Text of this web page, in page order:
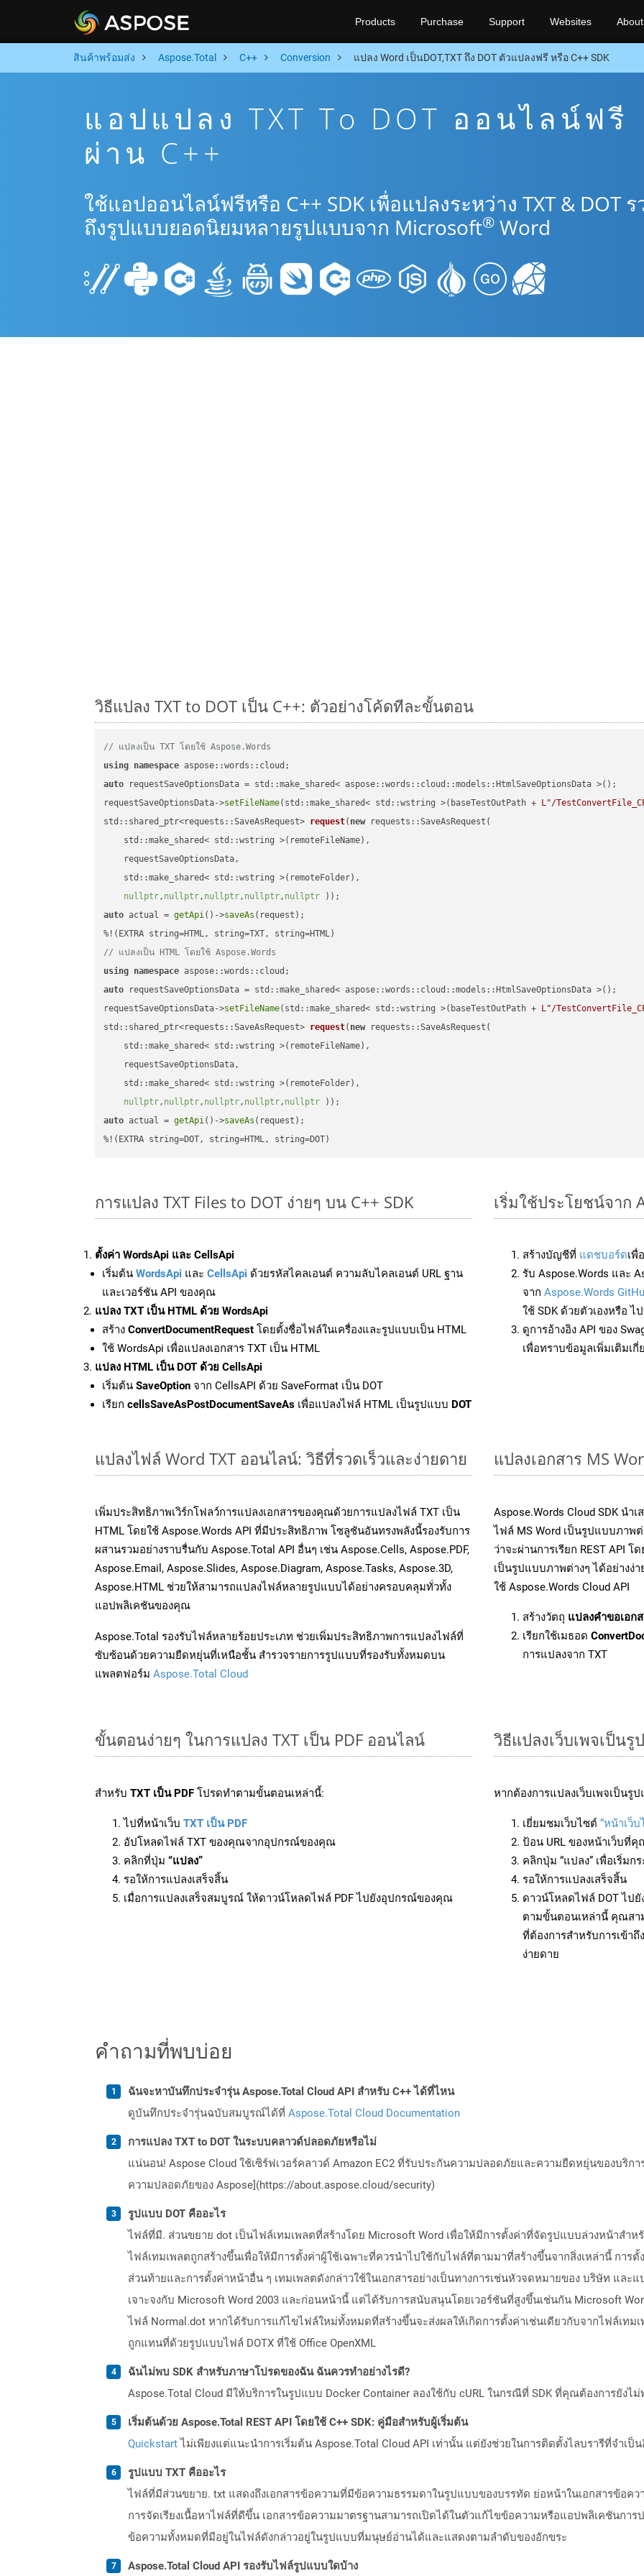
Products Purchase Support Websites About
สินค้าพร้อมส่ง Aspose.Total C++ Conversion แปลง Word เป็นDOT,TXT ถึง DOT ตัวแปลงฟรี หรือ C++ SDK
แอปแปลง TXT To DOT ออนไลน์ฟรี
ผ่าน C++
ใช้แอปออนไลน์ฟรีหรือ C++ SDK เพื่อแปลงระหว่าง TXT & DOT ร
ถึงรูปแบบยอดนิยมหลายรูปแบบจาก Microsoft® Word
วิธีแปลง TXT to DOT เป็น C++: ตัวอย่างโค้ดทีละขั้นตอน
// แปลงเป็น TXT โดยใช้ Aspose.Words
using namespace
auto requestSaveOptionsData = std::make_shared< aspose::words::cloud::models::HtmlSaveOptionsData >();
requestSaveOptionsData->setFileName(std::make_shared< std::wstring >(baseTestOutPath + L"/
std::shared_ptr<requests::SaveAsRequest> request( new requests::SaveAsRequest(
    std::make_shared< std::wstring >(remoteFileName),
    requestSaveOptionsData,
    std::make_shared< std::wstring >(remoteFolder),
nullptr, nullptr, nullptr, nullptr, nullptr ))
auto actual = getApi()->saveAs (request);
// แปลงเป็น HTML โดยใช้ Aspose.Words
using namespace
auto requestSaveOptionsData = std::make_shared< aspose::words::cloud::models::HtmlSaveOptionsData >();
requestSaveOptionsData->setFileName(std::make_shared< std::wstring >(baseTestOutPath + L"/
std::shared_ptr<requests::SaveAsRequest> request( new requests::SaveAsRequest(
    std::make_shared< std::wstring >(remoteFileName),
    requestSaveOptionsData,
    std::make_shared< std::wstring >(remoteFolder),
nullptr, nullptr, nullptr, nullptr, nullptr ))
auto actual = getApi()->saveAs (request);
%!(EXTRA string=DOT, string=HTML, string=DOT)
การแปลง TXT Files to DOT ง่ายๆ บน C++ SDK
ตั้งค่า WordsApi และ CellsApi
เริ่มต้น WordsApi และ CellsApi ด้วยรหัสไคลเอนต์ ความลับไคลเอนต์ URL ฐาน
และเวอร์ชัน API ของคุณ
แปลง TXT เป็น HTML ด้วย WordsApi
สร้าง ConvertDocumentRequest โดยตั้งชื่อไฟล์ในเครื่องและรูปแบบเป็น HTML
ใช้ WordsApi เพื่อแปลงเอกสาร TXT เป็น HTML
แปลง HTML เป็น DOT ด้วย CellsApi
เริ่มต้น SaveOption จาก CellsAPI ด้วย SaveFormat เป็น DOT
เรียก cellsSaveAsPostDocumentSaveAs เพื่อแปลงไฟล์ HTML เป็นรูปแบบ DOT
เริ่มใช้ประโยชน์จาก
สร้างบัญชีที่ แดชบอร์ดเพื่
รับ Aspose.Words และ
จาก Aspose.Words
ใช้ SDK ด้วยตัวเองหรือ ไ
ดูการอ้างอิง API ของ
เพื่อทราบข้อมูลเพิ่มเติมเกี่
แปลงไฟล์ Word TXT ออนไลน์: วิธีที่รวดเร็วและง่ายดาย
เพิ่มประสิทธิภาพเวิร์กโฟลว์การแปลงเอกสารของคุณด้วยการแปลงไฟล์ TXT เป็น
HTML โดยใช้ Aspose.Words API ที่มีประสิทธิภาพ โซลูชันอันทรงพลังนี้รองรับการ
ผสานรวมอย่างราบรื่นกับ Aspose.Total API อื่นๆ เช่น Aspose.Cells, Aspose.PDF,
Aspose.Email, Aspose.Slides, Aspose.Diagram, Aspose.Tasks, Aspose.3D,
Aspose.HTML ช่วยให้สามารถแปลงไฟล์หลายรูปแบบได้อย่างครอบคลุมทั่วทั้ง
แอปพลิเคชันของคุณ
Aspose.Total รองรับไฟล์หลายร้อยประเภท ช่วยเพิ่มประสิทธิภาพการแปลงไฟล์ที่
ซับซ้อนด้วยความยืดหยุ่นที่เหนือชั้น สำรวจรายการรูปแบบที่รองรับทั้งหมดบน
แพลตฟอร์ม Aspose.Total Cloud
แปลงเอกสาร MS
Aspose.Words Cloud SDK นำ
ไฟล์ MS Word เป็นรูปแบบภาพต่
ว่าจะผ่านการเรียก REST API
เป็นรูปแบบภาพต่างๆ ได้อย่างง่า
ใช้ Aspose.Words Cloud API
สร้างวัตถุ แปลงคำขอเอก
เรียกใช้เมธอด
การแปลงจาก TXT
ขั้นตอนง่ายๆ ในการแปลง TXT เป็น PDF ออนไลน์
สำหรับ TXT เป็น PDF โปรดทำตามขั้นตอนเหล่านี้:
ไปที่หน้าเว็บ TXT เป็น PDF
อัปโหลดไฟล์ TXT ของคุณจากอุปกรณ์ของคุณ
คลิกที่ปุ่ม “แปลง”
รอให้การแปลงเสร็จสิ้น
เมื่อการแปลงเสร็จสมบูรณ์ ให้ดาวน์โหลดไฟล์ PDF ไปยังอุปกรณ์ของคุณ
วิธีแปลงเว็บเพจเป็นรู
หากต้องการแปลงเว็บเพจเป็นรู
เยี่ยมชมเว็บไซต์ “หน้าเว็บ
ป้อน URL ของหน้าเว็บที่
คลิกปุ่ม “แปลง” เพื่อเริ่มก
รอให้การแปลงเสร็จสิ้น
ดาวน์โหลดไฟล์ DOT ไป
ตามขั้นตอนเหล่านี้ คุณสา
ที่ต้องการสำหรับการเข้า
ง่ายดาย
คำถามที่พบบ่อย
ฉันจะหาบันทึกประจำรุ่น Aspose.Total Cloud API สำหรับ C++ ได้ที่ไหน
ดูบันทึกประจำรุ่นฉบับสมบูรณ์ได้ที่ Aspose.Total Cloud Documentation
การแปลง TXT to DOT ในระบบคลาวด์ปลอดภัยหรือไม่
แน่นอน! Aspose Cloud ใช้เซิร์ฟเวอร์คลาวด์ Amazon EC2 ที่รับประกันความปลอดภัยและความยืดหยุ่นของบริก
ความปลอดภัยของ Aspose](https://about.aspose.cloud/security)
รูปแบบ DOT คืออะไร
ไฟล์ที่มี. ส่วนขยาย dot เป็นไฟล์เทมเพลตที่สร้างโดย Microsoft Word เพื่อให้มีการตั้งค่าที่จัดรูปแบบล่วงหน้าสำหรั
ไฟล์เทมเพลตถูกสร้างขึ้นเพื่อให้มีการตั้งค่าผู้ใช้เฉพาะที่ควรนำไปใช้กับไฟล์ที่ตามมาที่สร้างขึ้นจากสิ่งเหล่านี้ การ
ส่วนท้ายและการตั้งค่าหน้าอื่น ๆ เทมเพลตดังกล่าวใช้ในเอกสารอย่างเป็นทางการเช่นหัวจดหมายของ บริษัท แล
เจาะจงกับ Microsoft Word 2003 และก่อนหน้านี้ แต่ได้รับการสนับสนุนโดยเวอร์ชันที่สูงขึ้นเช่นกัน Microsoft
ไฟล์ Normal.dot หากได้รับการแก้ไขไฟล์ใหม่ทั้งหมดที่สร้างขึ้นจะส่งผลให้เกิดการตั้งค่าเช่นเดียวกับจากไฟล์เทม
ถูกแทนที่ด้วยรูปแบบไฟล์ DOTX ที่ใช้ Office OpenXML
ฉันไม่พบ SDK สำหรับภาษาโปรดของฉัน ฉันควรทำอย่างไรดี?
Aspose.Total Cloud มีให้บริการในรูปแบบ Docker Container ลองใช้กับ cURL ในกรณีที่ SDK ที่คุณต้องการยังไ
เริ่มต้นด้วย Aspose.Total REST API โดยใช้ C++ SDK: คู่มือสำหรับผู้เริ่มต้น
Quickstartไม่เพียงแต่แนะนำการเริ่มต้น Aspose.Total Cloud API เท่านั้น แต่ยังช่วยในการติดตั้งไลบรารีที่จำเป็
รูปแบบ TXT คืออะไร
ไฟล์ที่มีส่วนขยาย. txt แสดงถึงเอกสารข้อความที่มีข้อความธรรมดาในรูปแบบของบรรทัด ย่อหน้าในเอกสารข้อค
การจัดเรียงเนื้อหาไฟล์ที่ดีขึ้น เอกสารข้อความมาตรฐานสามารถเปิดได้ในตัวแก้ไขข้อความหรือแอปพลิเคชันกา
ข้อความทั้งหมดที่มีอยู่ในไฟล์ดังกล่าวอยู่ในรูปแบบที่มนุษย์อ่านได้และแสดงตามลำดับของอักขระ
Aspose.Total Cloud API รองรับไฟล์รูปแบบใดบ้าง